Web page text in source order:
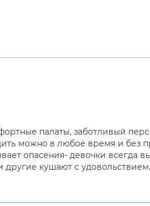
палаты, заботливый
можно в любое время и без
опасения- девочки всегда
кушают с